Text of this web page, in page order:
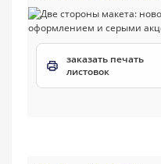
заказать печать
листовок